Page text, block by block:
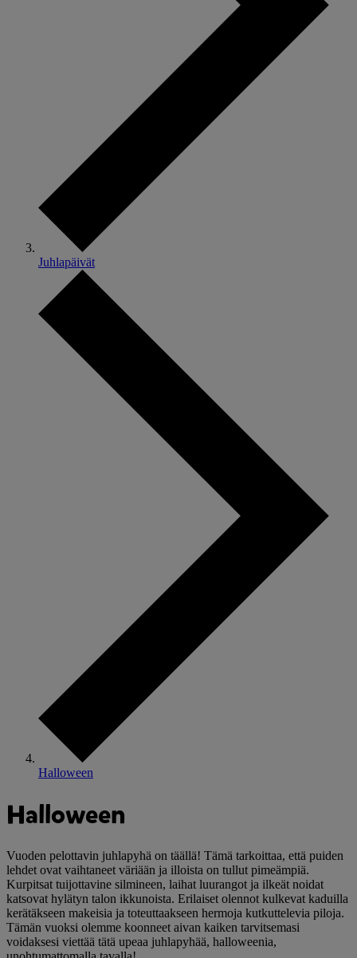
Juhlapäivät
Halloween
Halloween
Vuoden pelottavin juhlapyhä on täällä! Tämä tarkoittaa, että puiden
lehdet ovat vaihtaneet väriään ja illoista on tullut pimeämpiä.
Kurpitsat tuijottavine silmineen, laihat luurangot ja ilkeät noidat
katsovat hylätyn talon ikkunoista. Erilaiset olennot kulkevat kaduilla
kerätäkseen makeisia ja toteuttaakseen hermoja kutkuttelevia piloja.
Tämän vuoksi olemme koonneet aivan kaiken tarvitsemasi
voidaksesi viettää tätä upeaa juhlapyhää, halloweenia,